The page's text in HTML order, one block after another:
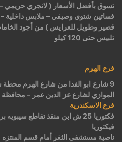
تسوق بأفضل الأسعار ( لانجري حريمي –
فساتين شتوي وصيفي – ملابس داخلية
قصير وطويل للعرايس ) من أجود
تلبيس حتى 120 كيلو
فرع الهرم
9 شارع ابو الفدا من شارع الهرم
الموازي لشارع عز الدين عمر – محافظة
فرع الاسكندرية
فكتوريا 25 ش ابن منقذ تقاطع
فيكتوريا
ناصية مستشفى الثغر أمام قسم المنتزه